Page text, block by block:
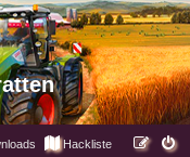
Hackliste